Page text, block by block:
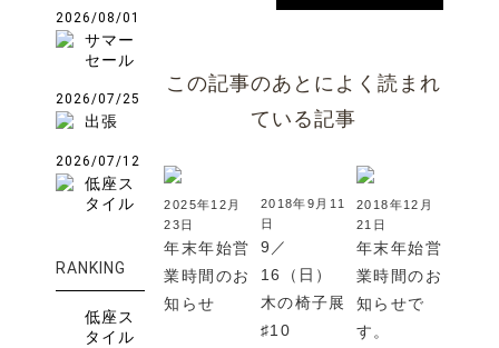
この記事のあとによく読まれ
ている記事
2025年12月
23日
年末年始営
業時間のお
知らせ
2018年9月11
日
9／
16（日）
木の椅子展
♯10
2018年12月
21日
年末年始営
業時間のお
知らせで
す。
2026/08/01
サマー
セール
2026/07/25
出張
2026/07/12
低座ス
タイル
RANKING
低座ス
タイル